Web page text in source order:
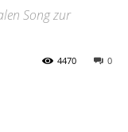
Song zur
0
4470